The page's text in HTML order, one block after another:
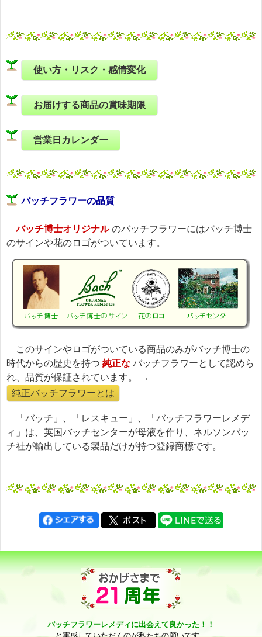
使い方・リスク・感情変化
お届けする商品の賞味期限
営業日カレンダー
バッチフラワーの品質
バッチ博士オリジナルのバッチフラワーにはバッチ博士
のサインや花のロゴがついています。
このサインやロゴがついている商品のみがバッチ博士の
時代からの歴史を持つ 純正な バッチフラワーとして認めら
れ、品質が保証されています。 →
純正バッチフラワーとは
「バッチ」、「レスキュー」、「バッチフラワーレメデ
ィ」は、英国バッチセンターが母液を作り、ネルソンバッ
チ社が輸出している製品だけが持つ登録商標です。
バッチフラワーレメディに出会えて良かった！！